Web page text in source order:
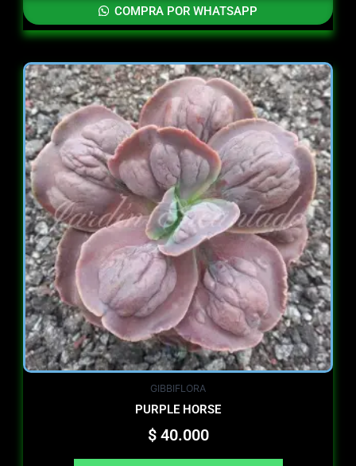
COMPRA POR WHATSAPP
GIBBIFLORA
PURPLE HORSE
$40.000